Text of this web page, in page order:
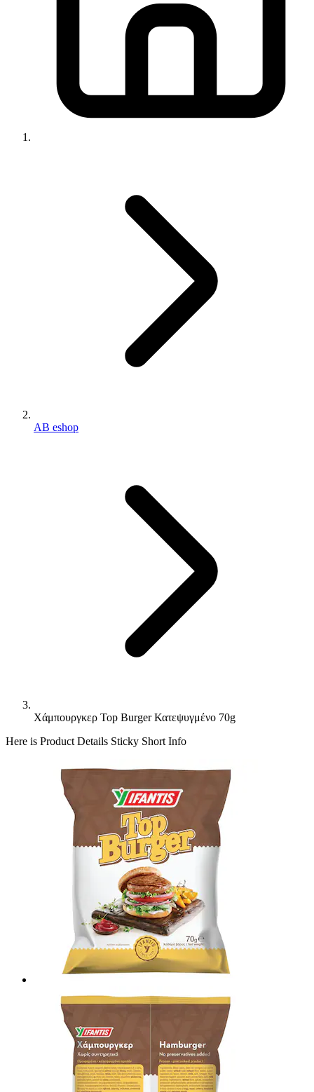
AB eshop
Χάμπουργκερ Top Burger Κατεψυγμένο 70g
Here is Product Details Sticky Short Info